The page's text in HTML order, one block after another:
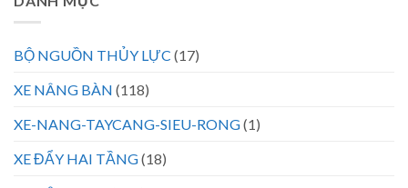
BỘ NGUỒN THỦY LỰC (17)
XE NÂNG BÀN (118)
XE-NANG-TAYCANG-SIEU-RONG(1)
XE ĐẨY HAI TẦNG(18)